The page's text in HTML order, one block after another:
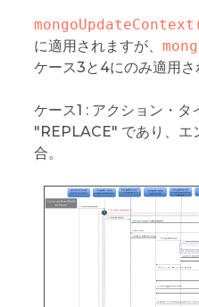
に適用されますが、
ケース3と4にのみ適用さ
ケース1 : アクション・
"REPLACE" であり、エ
合。